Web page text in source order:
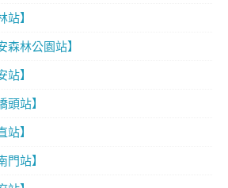
】
森林公園站】
】
頭站】
】
門站】